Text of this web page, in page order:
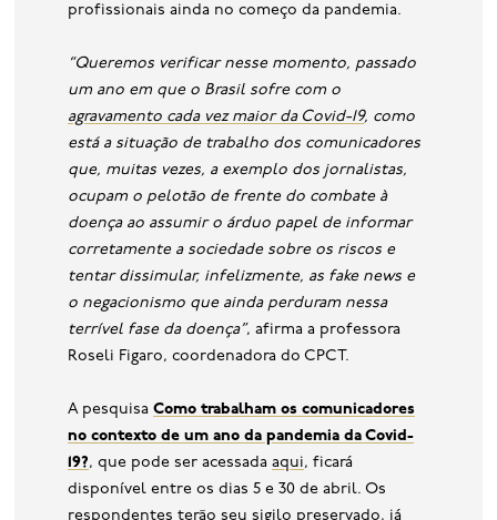
profissionais ainda no começo da pandemia.
“Queremos verificar nesse momento, passado
um ano em que o Brasil sofre com o
agravamento cada vez maior da Covid-19, como
está a situação de trabalho dos comunicadores
que, muitas vezes, a exemplo dos jornalistas,
ocupam o pelotão de frente do combate à
doença ao assumir o árduo papel de informar
corretamente a sociedade sobre os riscos e
tentar dissimular, infelizmente, as fake news e
o negacionismo que ainda perduram nessa
terrível fase da doença”, afirma a professora
Roseli Figaro, coordenadora do CPCT.
A pesquisaComo trabalham os comunicadores
no contexto de um ano da pandemia da Covid-
19?, que pode ser acessadaaqui, ficará
disponível entre os dias 5 e 30 de abril. Os
respondentes terão seu sigilo preservado, já